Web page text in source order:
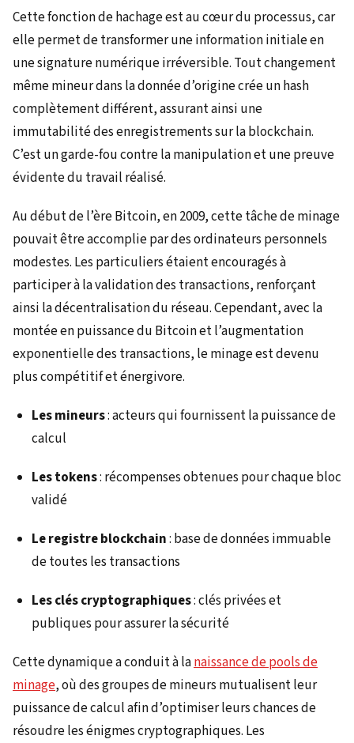
Cette fonction de hachage est au cœur du processus, car
elle permet de transformer une information initiale en
une signature numérique irréversible. Tout changement
même mineur dans la donnée d’origine crée un hash
complètement différent, assurant ainsi une
immutabilité des enregistrements sur la blockchain.
C’est un garde-fou contre la manipulation et une preuve
évidente du travail réalisé.
Au début de l’ère Bitcoin, en 2009, cette tâche de minage
pouvait être accomplie par des ordinateurs personnels
modestes. Les particuliers étaient encouragés à
participer à la validation des transactions, renforçant
ainsi la décentralisation du réseau. Cependant, avec la
montée en puissance du Bitcoin et l’augmentation
exponentielle des transactions, le minage est devenu
plus compétitif et énergivore.
Les mineurs: acteurs qui fournissent la puissance de
calcul
Les tokens: récompenses obtenues pour chaque bloc
validé
Le registre blockchain: base de données immuable
de toutes les transactions
Les clés cryptographiques: clés privées et
publiques pour assurer la sécurité
Cette dynamique a conduit à lanaissance de pools de
minage, où des groupes de mineurs mutualisent leur
puissance de calcul afin d’optimiser leurs chances de
résoudre les énigmes cryptographiques. Les